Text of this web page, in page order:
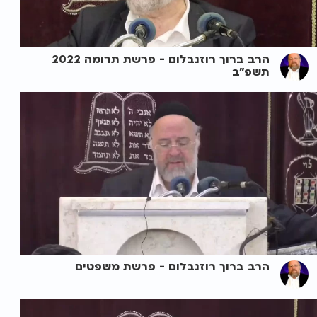
הרב ברוך רוזנבלום - פרשת תרומה 2022
תשפ"ב
הרב ברוך רוזנבלום - פרשת משפטים